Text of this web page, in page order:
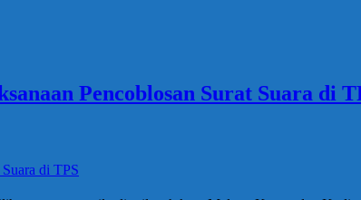
Pencoblosan Surat Suara di